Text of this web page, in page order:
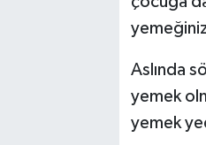
Aslında
yemek
yemek